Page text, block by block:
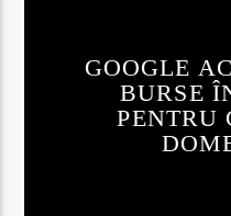
GOOGLE
BURSE
PENTRU